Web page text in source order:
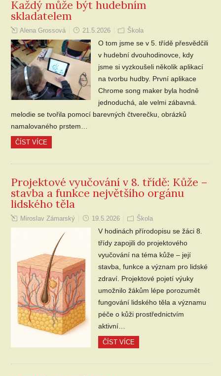
Každý může být hudebním
skladatelem
Alena Grossová 21.5.2026 Škola
O tom jsme se v 5. třídě přesvědčili
v hudební dvouhodinovce, kdy
jsme si vyzkoušeli několik aplikací
na tvorbu hudby. První aplikace
Chrome song maker byla hodně
jednoduchá, ale velmi zábavná.
melodie se tvořila pomocí barevných čtverečku, obrázků
namalovaného prstem…
ČÍST VÍCE
Projektové vyučování v 8. třídě: Kůže –
stavba a funkce největšího orgánu
lidského těla
Miroslav Zámarský 19.5.2026 Škola
V hodinách přírodopisu se žáci 8.
třídy zapojili do projektového
vyučování na téma kůže – její
stavba, funkce a význam pro lidské
zdraví. Projektové pojetí výuky
umožnilo žákům lépe porozumět
fungování lidského těla a významu
péče o kůži prostřednictvím
aktivní…
ČÍST VÍCE